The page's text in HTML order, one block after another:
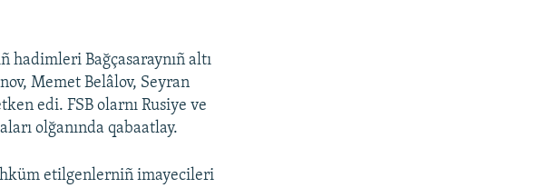
hadimleri Bağçasaraynıñ altı
Memet Belâlov, Seyran
edi. FSB olarnı Rusiye ve
olğanında qabaatlay.
etilgenlerniñ imayecileri